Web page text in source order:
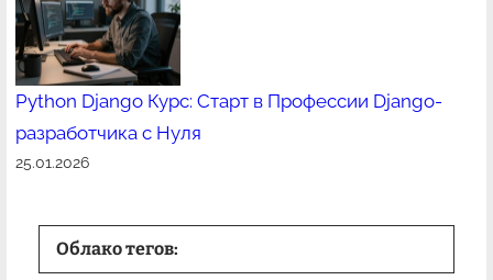
Python Django Курс: Старт в Профессии Django-
разработчика с Нуля
25.01.2026
Облако тегов: